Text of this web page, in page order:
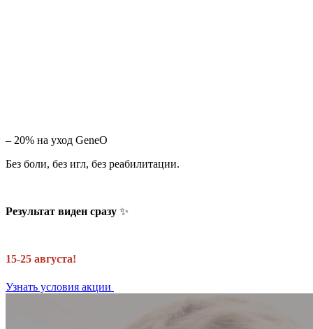
– 20% на уход GeneO
Без боли, без игл, без реабилитации.
Результат виден сразу ✨
15-25 августа!
Узнать условия акции